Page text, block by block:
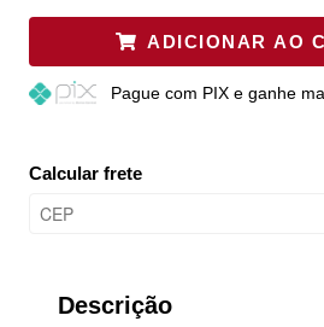
ADICIONAR AO
Pague com PIX e ganhe
Calcular frete
Descrição